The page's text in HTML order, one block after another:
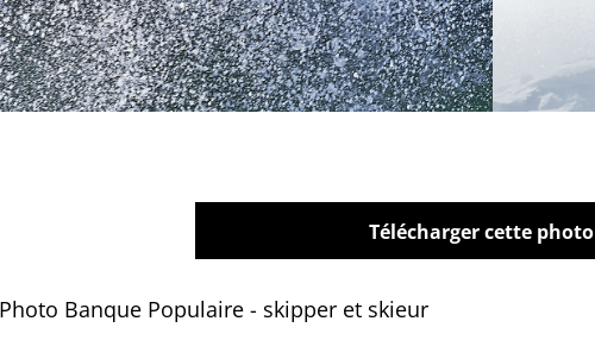
Télécharger cette photo
Photo Banque Populaire - skipper et skieur